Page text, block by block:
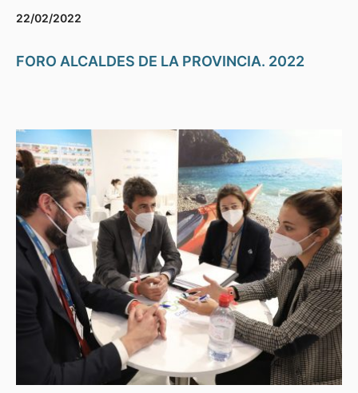
22/02/2022
FORO ALCALDES DE LA PROVINCIA. 2022